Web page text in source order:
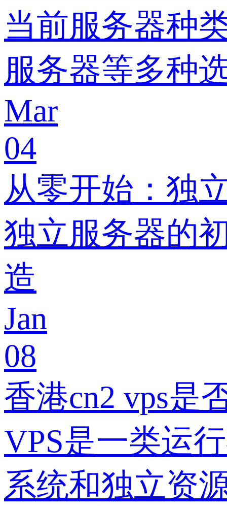
当前服务器种
服务器等多种
Mar
04
从零开始：独
独立服务器的
造
Jan
08
香港cn2 vps是
VPS是一类运
系统和独立资